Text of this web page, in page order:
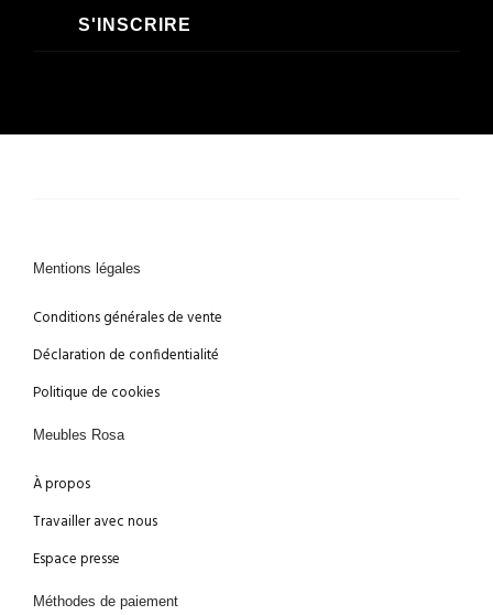
S'INSCRIRE
Mentions légales
Conditions générales de vente
Déclaration de confidentialité
Politique de cookies
Meubles Rosa
À propos
Travailler avec nous
Espace presse
Méthodes de paiement